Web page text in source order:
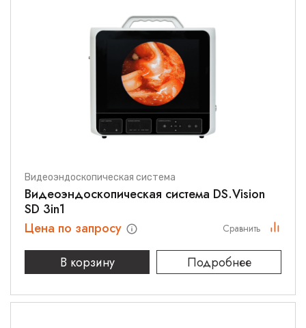
Видеоэндоскопическая система
Видеоэндоскопическая система DS.Vision
SD 3in1
Цена по запросу
В корзину
Подробнее
Сравнить